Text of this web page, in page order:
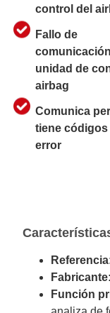
control del
Fallo de
unidad de
airbag
Comunica
tiene códigos
error
Función